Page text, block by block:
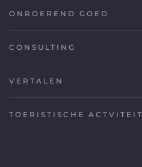
ONROEREND GOED
CONSULTING
VERTALEN
TOERISTISCHE ACTVITEIT